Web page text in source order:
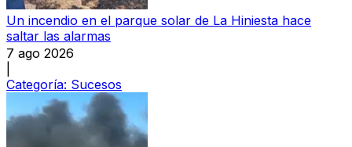
Un incendio en el parque solar de La Hiniesta hace
saltar las alarmas
7 ago 2026
Categoría: Sucesos